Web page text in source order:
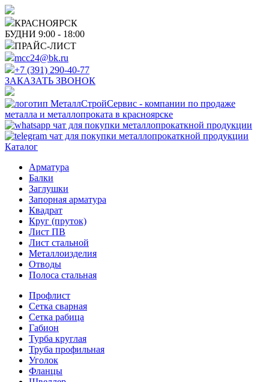
КРАСНОЯРСК
БУДНИ 9:00 - 18:00
ПРАЙС-ЛИСТ
mcc24@bk.ru
+7 (391) 290-40-77
ЗАКАЗАТЬ ЗВОНОК
Каталог
Арматура
Балки
Заглушки
Запорная арматура
Квадрат
Круг (пруток)
Лист ПВ
Лист стальной
Металлоизделия
Отводы
Полоса стальная
Профлист
Сетка сварная
Сетка рабица
Габион
Турба круглая
Труба профильная
Уголок
Фланцы